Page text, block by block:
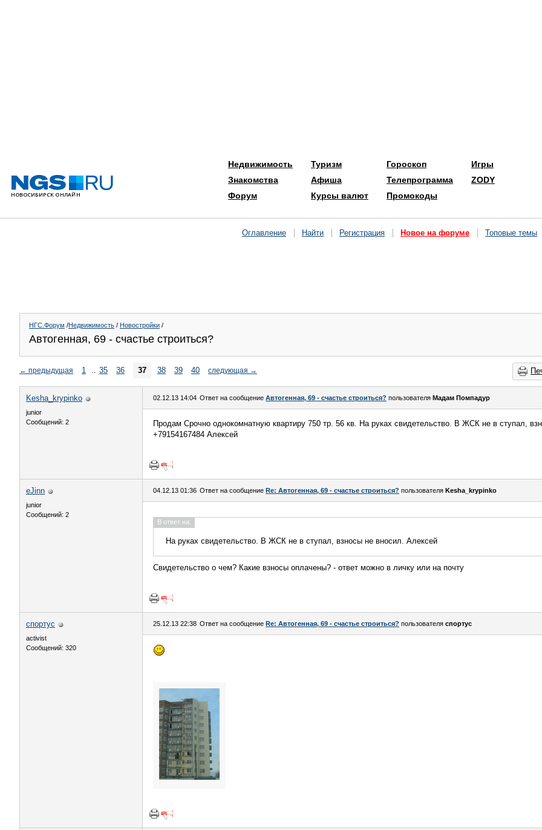
Недвижимость
Знакомства
Форум
Туризм
Афиша
Курсы валют
Гороскоп
Телепрограмма
Промокоды
Игры
ZODY
Оглавление Найти Регистрация Новое на форуме Топовые темы
НГС.Форум /Недвижимость / Новостройки /
Автогенная, 69 - счастье строиться?
← предыдущая 1 .. 35 36 37 38 39 40 следующая →
Kesha_krypinko
junior
Сообщений: 2
02.12.13 14:04 Ответ на сообщение Автогенная, 69 - счастье строиться? пользователя Мадам Помпадур
Продам Срочно однокомнатную квартиру 750 тр. 56 кв. На руках свидетельство. В ЖСК не в ступал,
+79154167484 Алексей
eJinn
junior
Сообщений: 2
04.12.13 01:36 Ответ на сообщение Re: Автогенная, 69 - счастье строиться? пользователя Kesha_krypinko
В ответ на:
На руках свидетельство. В ЖСК не в ступал, взносы не вносил. Алексей
Свидетельство о чем? Какие взносы оплачены? - ответ можно в личку или на почту
спортус
activist
Сообщений: 320
25.12.13 22:38 Ответ на сообщение Re: Автогенная, 69 - счастье строиться? пользователя спортус